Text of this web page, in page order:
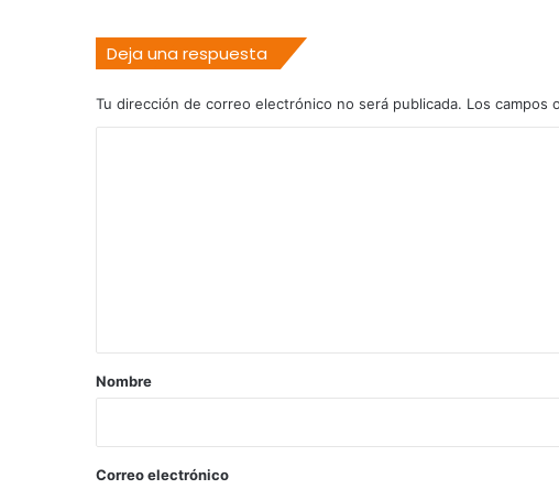
Deja una respuesta
Tu dirección de correo electrónico no será publicada. Los campos
r
*
Nombre
Correo electrónico